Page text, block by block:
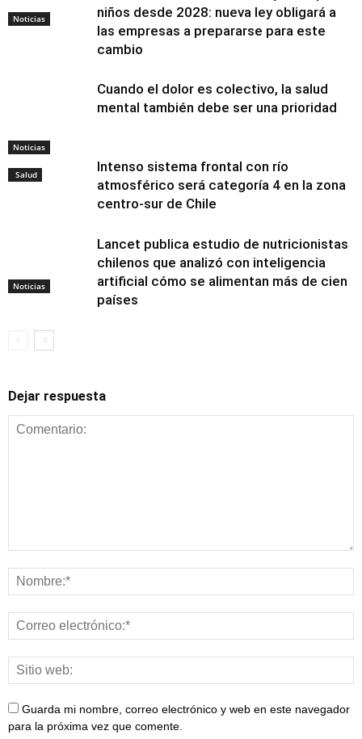
Noticias
Noticias
niños desde 2028: nueva ley obligará a
las empresas a prepararse para este
cambio
Salud
Cuando el dolor es colectivo, la salud
mental también debe ser una prioridad
Noticias
Intenso sistema frontal con río
atmosférico será categoría 4 en la zona
centro-sur de Chile
Alimentación y
nutrición
Lancet publica estudio de nutricionistas
chilenos que analizó con inteligencia
artificial cómo se alimentan más de cien
países
Dejar respuesta
Guarda mi nombre, correo electrónico y web en este navegador
para la próxima vez que comente.